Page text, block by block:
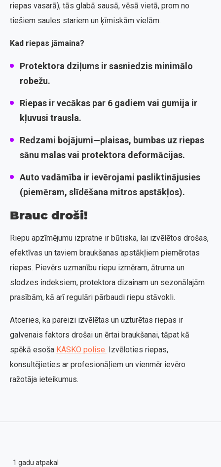
riepas vasarā), tās glabā sausā, vēsā vietā, prom no
tiešiem saules stariem un ķīmiskām vielām.
Kad riepas jāmaina?
Protektora dziļums ir sasniedzis minimālo
robežu.
Riepas ir vecākas par 6 gadiem vai gumija ir
kļuvusi trausla.
Redzami bojājumi—plaisas, bumbas uz riepas
sānu malas vai protektora deformācijas.
Auto vadāmība ir ievērojami pasliktinājusies
(piemēram, slīdēšana mitros apstākļos).
Brauc droši!
Riepu apzīmējumu izpratne ir būtiska, lai izvēlētos drošas,
efektīvas un taviem braukšanas apstākļiem piemērotas
riepas. Pievērs uzmanību riepu izmēram, ātruma un
slodzes indeksiem, protektora dizainam un sezonālajām
prasībām, kā arī regulāri pārbaudi riepu stāvokli.
Atceries, ka pareizi izvēlētas un uzturētas riepas ir
galvenais faktors drošai un ērtai braukšanai, tāpat kā
spēkā esoša KASKO polise. Izvēloties riepas,
konsultējieties ar profesionāļiem un vienmēr ievēro
ražotāja ieteikumus.
1 gadu atpakal